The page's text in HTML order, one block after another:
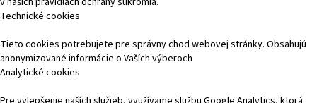
Technické cookies
Tieto cookies potrebujete pre správny chod webovej stránky. Obsahujú
anonymizované informácie o Vaších výberoch
Analytické cookies